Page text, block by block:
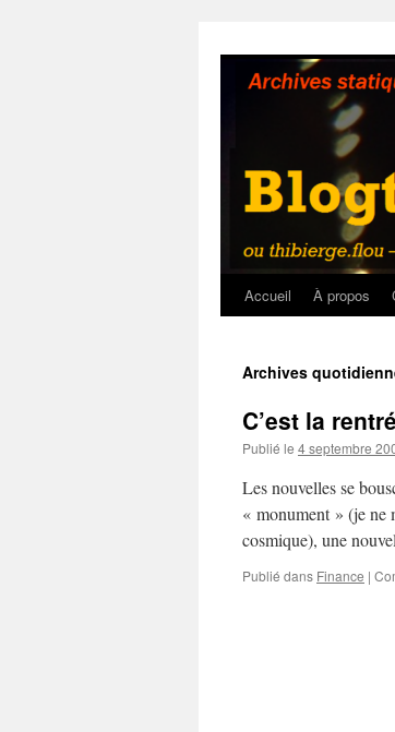
contenu
Accueil À propos
Archives
C’est la
Publié le 4 septembre
Les nouvelles se
« monument » (je ne
cosmique), une
Publié dans Finance |